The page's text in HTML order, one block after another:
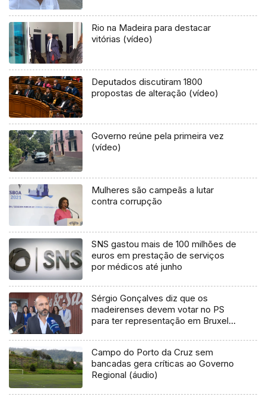
Rio na Madeira para destacar
vitórias (vídeo)
Deputados discutiram 1800
propostas de alteração (vídeo)
Governo reúne pela primeira vez
(vídeo)
Mulheres são campeãs a lutar
contra corrupção
SNS gastou mais de 100 milhões de
euros em prestação de serviços
por médicos até junho
Sérgio Gonçalves diz que os
madeirenses devem votar no PS
para ter representação em Bruxelas
Campo do Porto da Cruz sem
bancadas gera críticas ao Governo
Regional (áudio)